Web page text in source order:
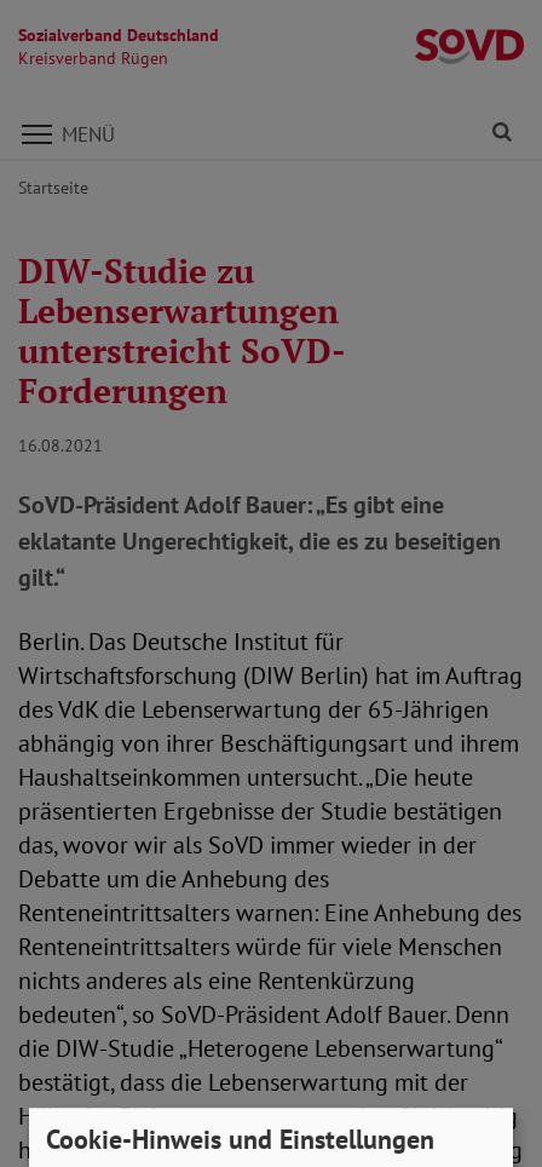
Sozialverband Deutschland
Kreisverband Rügen
Direkt zu den Inhalten springen
MENÜ
Startseite
DIW-Studie zu
Lebenserwartungen
unterstreicht SoVD-
Forderungen
16.08.2021
SoVD-Präsident Adolf Bauer: „Es gibt eine
eklatante Ungerechtigkeit, die es zu beseitigen
gilt.“
Berlin. Das Deutsche Institut für
Wirtschaftsforschung (DIW Berlin) hat im Auftrag
des VdK die Lebenserwartung der 65-Jährigen
abhängig von ihrer Beschäftigungsart und ihrem
Haushaltseinkommen untersucht. „Die heute
präsentierten Ergebnisse der Studie bestätigen
das, wovor wir als SoVD immer wieder in der
Debatte um die Anhebung des
Renteneintrittsalters warnen: Eine Anhebung des
Renteneintrittsalters würde für viele Menschen
nichts anderes als eine Rentenkürzung
bedeuten“, so SoVD-Präsident Adolf Bauer. Denn
die DIW-Studie „Heterogene Lebenserwartung“
bestätigt, dass die Lebenserwartung mit der
Höhe der Einkommensgruppe steigt. Gleichzeitig
hat die Studie gezeigt, dass die Lebenserwartung
Cookie-Hinweis und Einstellungen